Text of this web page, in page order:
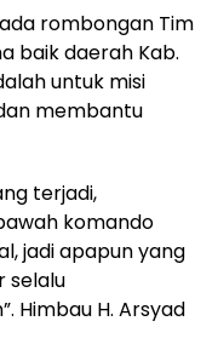
rombongan Tim
baik daerah Kab.
untuk misi
membantu
terjadi,
komando
jadi apapun yang
selalu
Himbau H. Arsyad